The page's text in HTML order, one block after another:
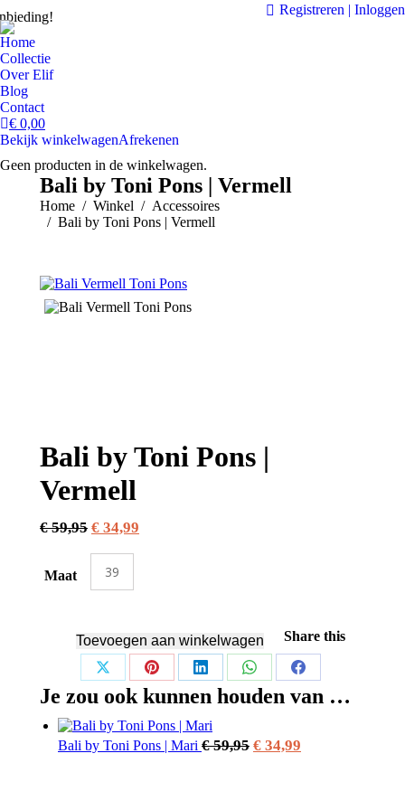
Registreren | Inloggen
Home
Collectie
Over Elif
Blog
Contact
€ 0,00
Bekijk winkelwagenAfrekenen
Geen producten in de winkelwagen.
Bali by Toni Pons | Vermell
Je bent hier:
Home Winkel
Accessoires
Bali by Toni Pons | Vermell
Bali by Toni Pons |
Vermell
€59,95 Oorspronkelijke
prijs
was:
€ 59,95.
€ 34,99
Maat 39
Toevoegen aan winkelwagen Share this
Share
on
X
Share
on
Pinterest
Share
on
LinkedIn
Share
on
Share
on
Je zou ook kunnen houden van …
Bali by Toni Pons | Mari €59,95 Oorspronkelijke
€ 34,99